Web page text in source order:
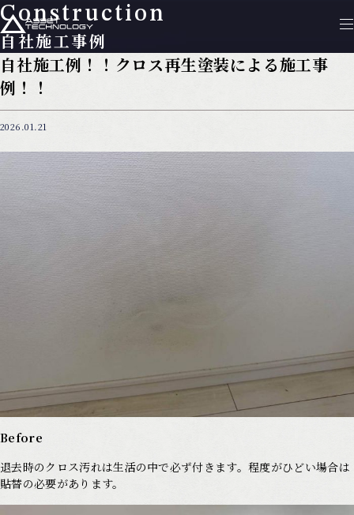
Construction
自社施工事例
自社施工例！！クロス再生塗装による施工事
例！！
2026.01.21
Before
退去時のクロス汚れは生活の中で必ず付きます。程度がひどい場合は
貼替の必要があります。